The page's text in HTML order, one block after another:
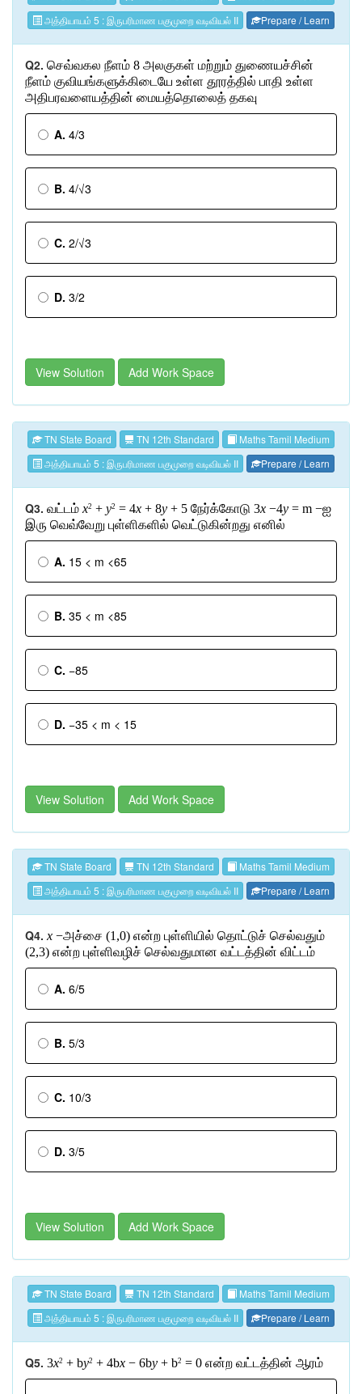
அத்தியாயம் 5 : இருபரிமாண பகுமுறை வடிவியல் II
Prepare / Learn
Q2. செவ்வகல நீளம் 8 அலகுகள் மற்றும் துணையச்சின்
நீளம் குவியங்களுக்கிடையே உள்ள தூரத்தில் பாதி உள்ள
அதிபரவளையத்தின் மையத்தொலைத் தகவு
A. 4/3
B. 4/√3
C. 2/√3
D. 3/2
View Solution Add Work Space
TN State Board TN 12th Standard
Maths Tamil Medium
அத்தியாயம் 5 : இருபரிமாண பகுமுறை வடிவியல் II
Prepare / Learn
Q3. வட்டம் x2 + y2 = 4x + 8y + 5 நேர்க்கோடு 3x −4y = m −ஐ
இரு வெவ்வேறு புள்ளிகளில் வெட்டுகின்றது எனில்
A. 15 < m <65
B. 35 < m <85
C. −85
D. −35 < m < 15
View Solution Add Work Space
TN State Board TN 12th Standard
Maths Tamil Medium
அத்தியாயம் 5 : இருபரிமாண பகுமுறை வடிவியல் II
Prepare / Learn
Q4. x −அச்சை (1,0) என்ற புள்ளியில் தொட்டுச் செல்வதும்
(2,3) என்ற புள்ளிவழிச் செல்வதுமான வட்டத்தின் விட்டம்
A. 6/5
B. 5/3
C. 10/3
D. 3/5
View Solution Add Work Space
TN State Board TN 12th Standard
Maths Tamil Medium
அத்தியாயம் 5 : இருபரிமாண பகுமுறை வடிவியல் II
Prepare / Learn
Q5. 3x2 + by2 + 4bx − 6by + b2 = 0 என்ற வட்டத்தின் ஆரம்